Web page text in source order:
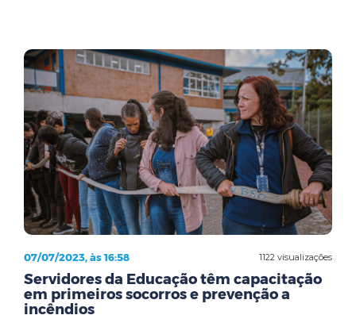
1122 visualizações
07/07/2023, às 16:58
Servidores da Educação têm capacitação
em primeiros socorros e prevenção a
incêndios